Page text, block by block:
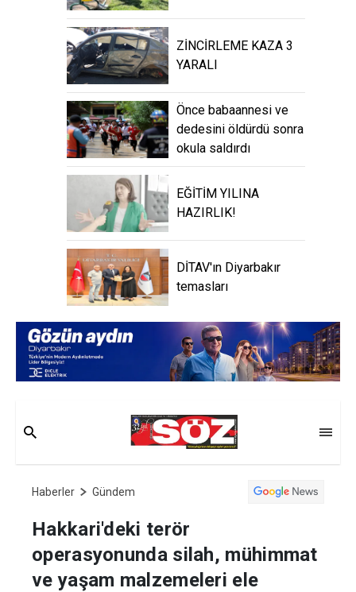
ZİNCİRLEME KAZA 3
YARALI
Önce babaannesi ve
dedesini öldürdü sonra
okula saldırdı
EĞİTİM YILINA
HAZIRLIK!
DİTAV'ın Diyarbakır
temasları
Haberler Gündem
Hakkari'deki terör
operasyonunda silah, mühimmat
ve yaşam malzemeleri ele